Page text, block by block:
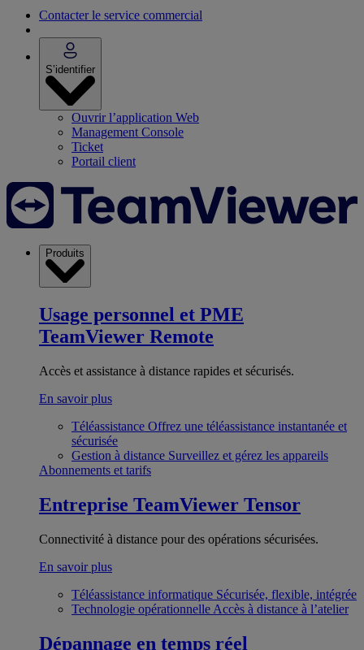
Contacter le service commercial
S’identifier
Ouvrir l’application Web
Management Console
Ticket
Portail client
Produits
Usage personnel et PME
TeamViewer Remote
Accès et assistance à distance rapides et sécurisés.
En savoir plus
Téléassistance Offrez une téléassistance instantanée et
sécurisée
Gestion à distance Surveillez et gérez les appareils
Abonnements et tarifs
Entreprise TeamViewer Tensor
Connectivité à distance pour des opérations sécurisées.
En savoir plus
Téléassistance informatique Sécurisée, flexible, intégrée
Technologie opérationnelle Accès à distance à l’atelier
Dépannage en temps réel